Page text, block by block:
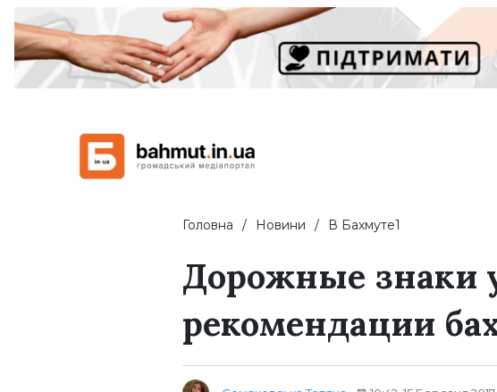
Головна Новини В Бахмуте1
Дорожные знаки
рекомендации